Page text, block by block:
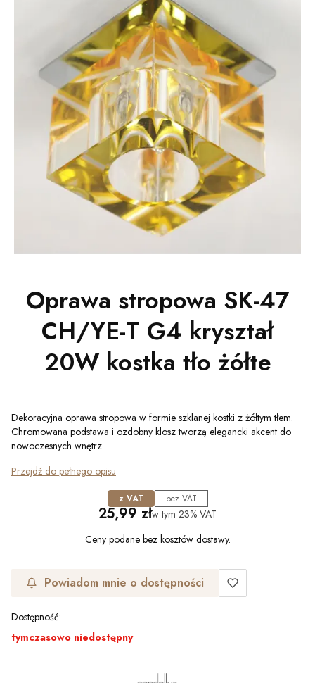
Oprawa stropowa SK-47
CH/YE-T G4 kryształ
20W kostka tło żółte
Dekoracyjna oprawa stropowa w formie szklanej kostki z żółtym tłem.
Chromowana podstawa i ozdobny klosz tworzą elegancki akcent do
nowoczesnych wnętrz.
Przejdź do pełnego opisu
z VAT bez VAT
Cena
25,99 złw tym 23% VAT
Ceny podane bez kosztów dostawy.
Powiadom mnie o dostępności
Dostępność:
tymczasowo niedostępny